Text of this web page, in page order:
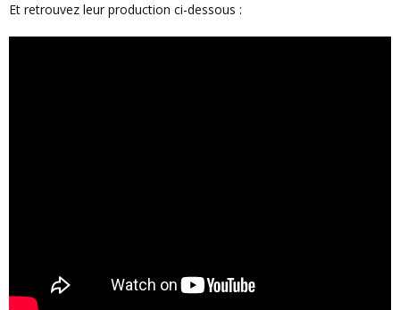
Et retrouvez leur production ci-dessous :